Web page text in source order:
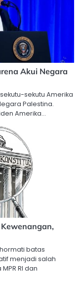
Akui Negara
sekutu Amerika
Palestina.
Amerika…
batas
menjadi salah
RI dan